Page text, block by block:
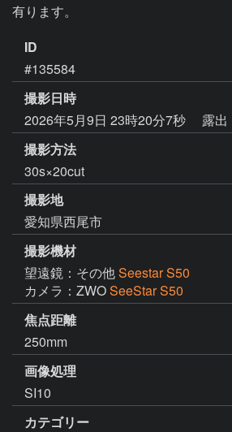
有ります。
ID
#135584
撮影日時
2026年5月9日 23時20分7秒
露出
撮影方法
30s×20cut
撮影地
愛知県西尾市
撮影機材
望遠鏡：その他Seestar S50
カメラ：ZWOSeeStar S50
焦点距離
250mm
画像処理
SI10
カテゴリー